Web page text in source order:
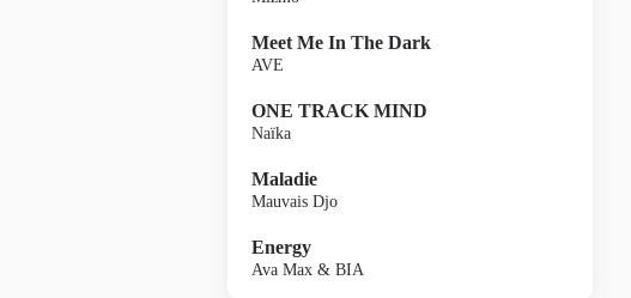
Meet Me In The Dark
AVE
ONE TRACK MIND
Naïka
Maladie
Mauvais Djo
Energy
Ava Max & BIA